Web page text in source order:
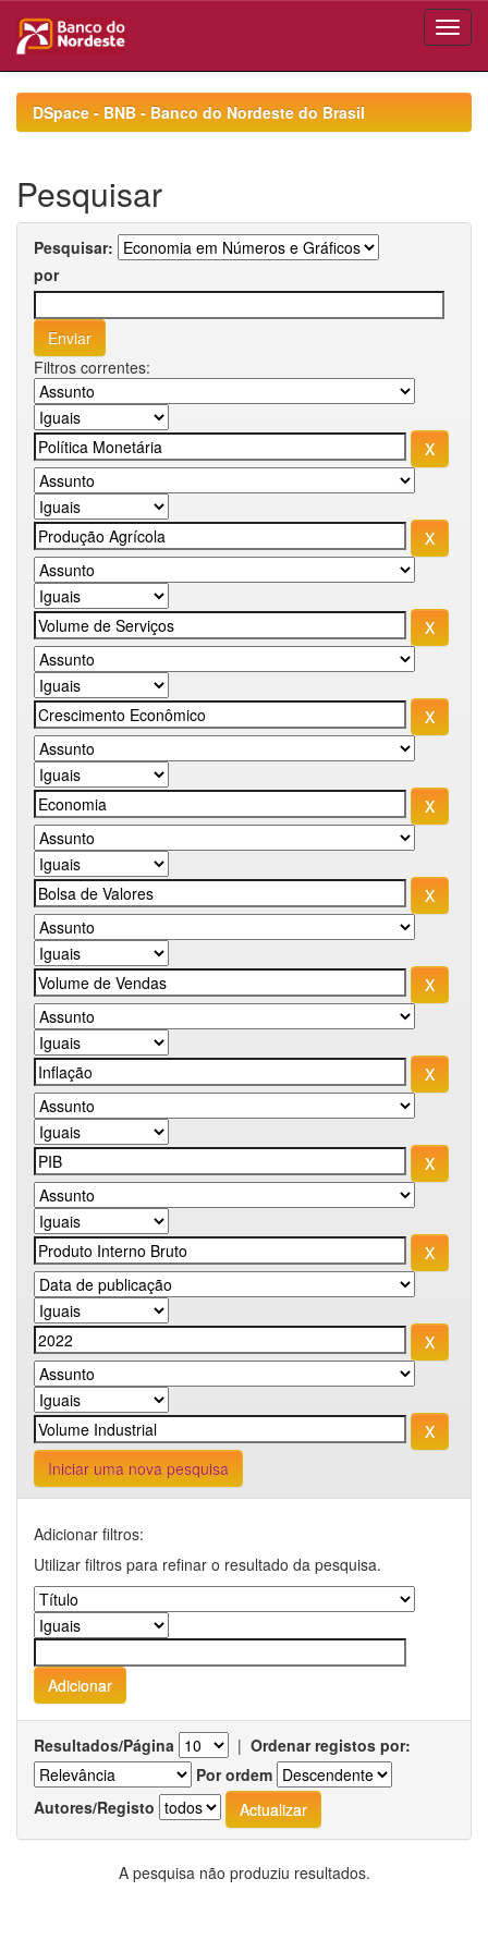
navigationDSpace - BNB - Banco do Nordeste do Brasil
Pesquisar
Pesquisar:
por
Filtros correntes:
Iniciar uma nova pesquisa
Adicionar filtros:
Utilizar filtros para refinar o resultado da pesquisa.
Resultados/Página | Ordenar registos por:
Por ordem
Autores/Registo
A pesquisa não produziu resultados.